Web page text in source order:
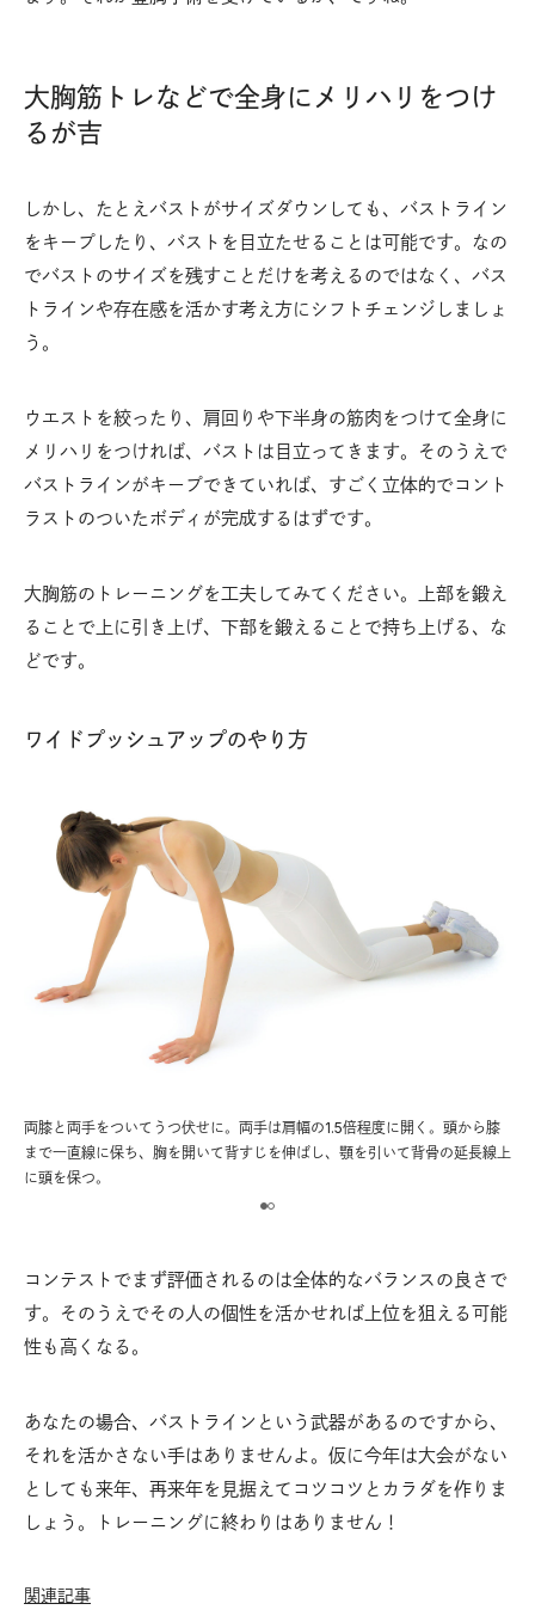
大胸筋トレなどで全身にメリハリをつけ
るが吉
しかし、たとえバストがサイズダウンしても、バストライン
をキープしたり、バストを目立たせることは可能です。なの
でバストのサイズを残すことだけを考えるのではなく、バス
トラインや存在感を活かす考え方にシフトチェンジしましょ
う。
ウエストを絞ったり、肩回りや下半身の筋肉をつけて全身に
メリハリをつければ、バストは目立ってきます。そのうえで
バストラインがキープできていれば、すごく立体的でコント
ラストのついたボディが完成するはずです。
大胸筋のトレーニングを工夫してみてください。上部を鍛え
ることで上に引き上げ、下部を鍛えることで持ち上げる、な
どです。
ワイドプッシュアップのやり方
両膝と両手をついてうつ伏せに。両手は肩幅の1.5倍程度に開く。頭から膝
まで一直線に保ち、胸を開いて背すじを伸ばし、顎を引いて背骨の延長線上
に頭を保つ。
コンテストでまず評価されるのは全体的なバランスの良さで
す。そのうえでその人の個性を活かせれば上位を狙える可能
性も高くなる。
あなたの場合、バストラインという武器があるのですから、
それを活かさない手はありませんよ。仮に今年は大会がない
としても来年、再来年を見据えてコツコツとカラダを作りま
しょう。トレーニングに終わりはありません！
関連記事